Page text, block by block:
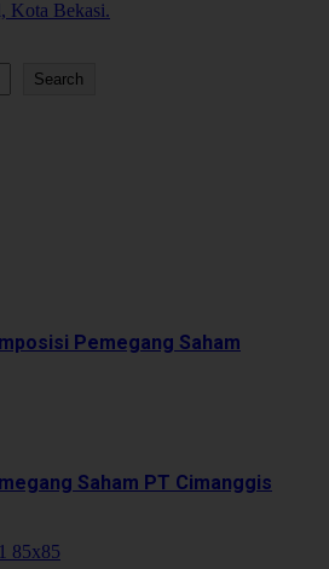
Kota Bekasi.
Search
Pemegang Saham
Saham PT Cimanggis